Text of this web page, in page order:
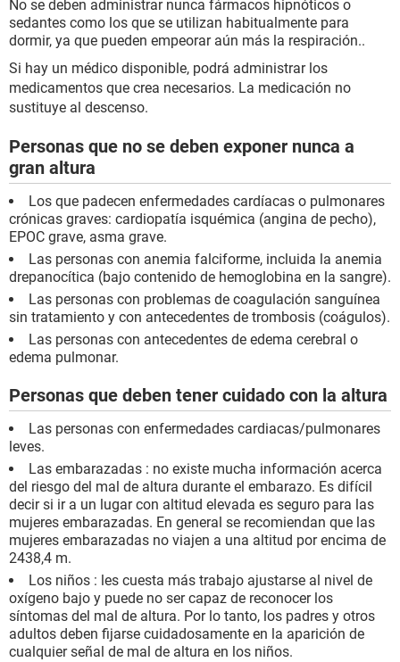
No se deben administrar nunca fármacos hipnóticos o
sedantes como los que se utilizan habitualmente para
dormir, ya que pueden empeorar aún más la respiración..
Si hay un médico disponible, podrá administrar los
medicamentos que crea necesarios. La medicación no
sustituye al descenso.
Personas que no se deben exponer nunca a
gran altura
Los que padecen enfermedades cardíacas o pulmonares
crónicas graves: cardiopatía isquémica (angina de pecho),
EPOC grave, asma grave.
Las personas con anemia falciforme, incluida la anemia
drepanocítica (bajo contenido de hemoglobina en la sangre).
Las personas con problemas de coagulación sanguínea
sin tratamiento y con antecedentes de trombosis (coágulos).
Las personas con antecedentes de edema cerebral o
edema pulmonar.
Personas que deben tener cuidado con la altura
Las personas con enfermedades cardiacas/pulmonares
leves.
Las embarazadas : no existe mucha información acerca
del riesgo del mal de altura durante el embarazo. Es difícil
decir si ir a un lugar con altitud elevada es seguro para las
mujeres embarazadas. En general se recomiendan que las
mujeres embarazadas no viajen a una altitud por encima de
2438,4 m.
Los niños : les cuesta más trabajo ajustarse al nivel de
oxígeno bajo y puede no ser capaz de reconocer los
síntomas del mal de altura. Por lo tanto, los padres y otros
adultos deben fijarse cuidadosamente en la aparición de
cualquier señal de mal de altura en los niños.